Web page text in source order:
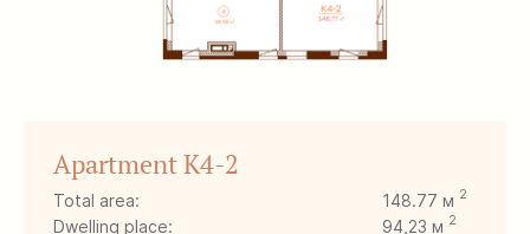
Apartment K4-2
Total area: 148.77 м 2
Dwelling place: 94,23 м 2